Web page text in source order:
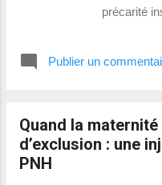
précarité
Nations
éducative.
Acteurs
Publier un
Quand la
d’exclusion : une
PNH